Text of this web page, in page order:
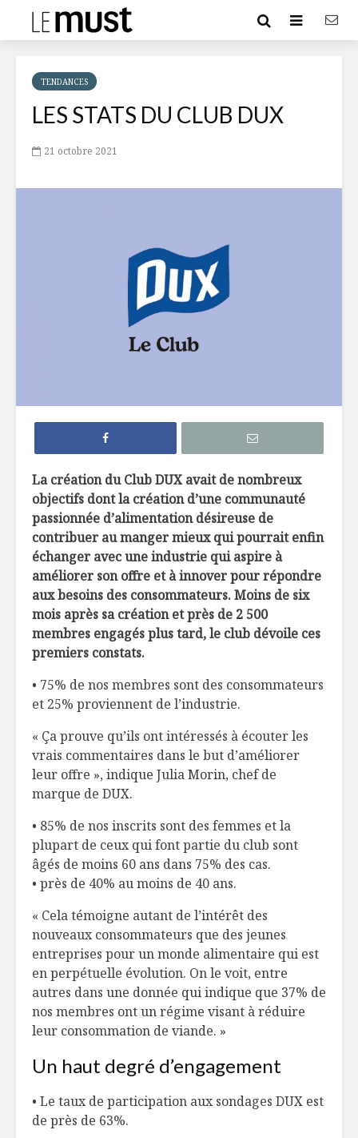
TENDANCES
LES STATS DU CLUB DUX
21 octobre 2021
La création du Club DUX avait de nombreux
objectifs dont la création d’une communauté
passionnée d’alimentation désireuse de
contribuer au manger mieux qui pourrait enfin
échanger avec une industrie qui aspire à
améliorer son offre et à innover pour répondre
aux besoins des consommateurs. Moins de six
mois après sa création et près de 2 500
membres engagés plus tard, le club dévoile ces
premiers constats.
• 75% de nos membres sont des consommateurs
et 25% proviennent de l’industrie.
« Ça prouve qu’ils ont intéressés à écouter les
vrais commentaires dans le but d’améliorer
leur offre », indique Julia Morin, chef de
marque de DUX.
• 85% de nos inscrits sont des femmes et la
plupart de ceux qui font partie du club sont
âgés de moins 60 ans dans 75% des cas.
• près de 40% au moins de 40 ans.
« Cela témoigne autant de l’intérêt des
nouveaux consommateurs que des jeunes
entreprises pour un monde alimentaire qui est
en perpétuelle évolution. On le voit, entre
autres dans une donnée qui indique que 37% de
nos membres ont un régime visant à réduire
leur consommation de viande. »
Un haut degré d’engagement
• Le taux de participation aux sondages DUX est
de près de 63%.
7 façons de
remplacer le pain
hamburgers
TOP 10 des
meilleures
microbrasseries au
Québec à
découvrir !
Osez les flambés !
6
dans
Belles
Toujours
disponibles en
temps de crise
Sept céréales à
Un temps des fêtes